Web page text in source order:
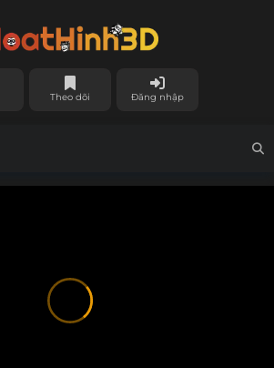
Theo dõi Đăng nhập